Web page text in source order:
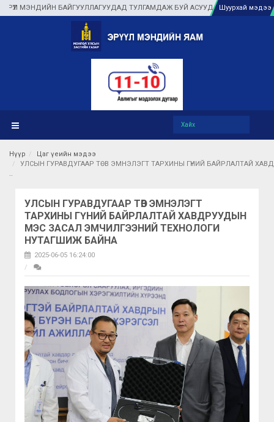
БАЙГУУЛЛАГУУДАД ТУЛГАМДАЖ БУЙ АСУУДЛЫГ ГАЗАР ДЭЭР НЬШуурхай мэдээ
Нүүр
Цаг үеийн мэдээ
УЛСЫН ГУРАВДУГААР ТӨВ ЭМНЭЛЭГТ ТАРХИНЫ ГҮНИЙ БАЙРЛАЛТАЙ
УЛСЫН ГУРАВДУГААР ТӨВ ЭМНЭЛЭГТ
ТАРХИНЫ ГҮНИЙ БАЙРЛАЛТАЙ ХАВДРУУДЫН
МЭС ЗАСАЛ ЭМЧИЛГЭЭНИЙ ТЕХНОЛОГИ
НУТАГШИЖ БАЙНА
2025-06-05 16:24:00